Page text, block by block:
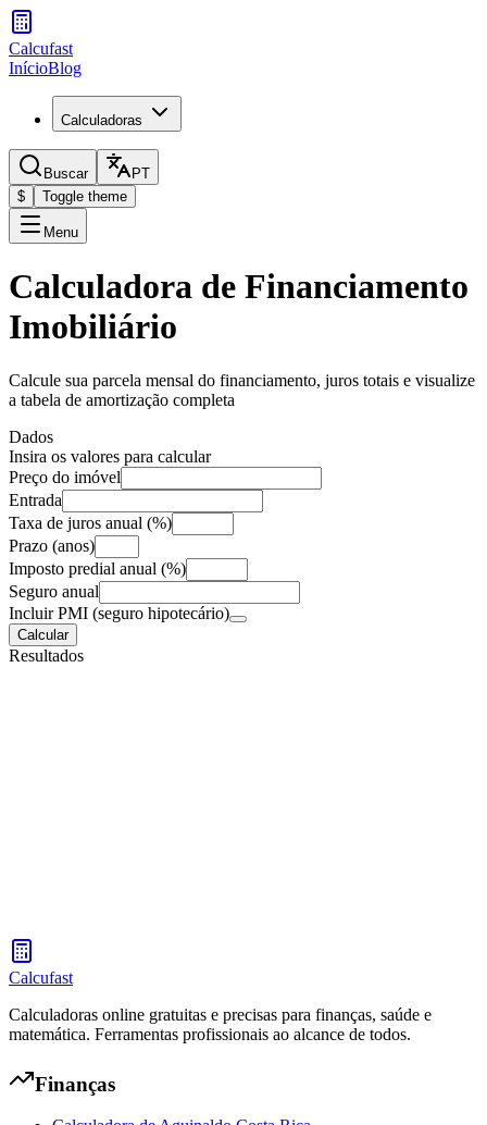
Calcufast
InícioBlog
Calculadoras
Buscar
PT
$
Toggle theme
Menu
Calculadora de Financiamento
Imobiliário
Calcule sua parcela mensal do financiamento, juros totais e visualize
a tabela de amortização completa
Dados
Insira os valores para calcular
Preço do imóvel
Entrada
Taxa de juros anual (%)
Prazo (anos)
Imposto predial anual (%)
Seguro anual
Incluir PMI (seguro hipotecário)
Calcular
Resultados
Calcufast
Calculadoras online gratuitas e precisas para finanças, saúde e
matemática. Ferramentas profissionais ao alcance de todos.
Finanças